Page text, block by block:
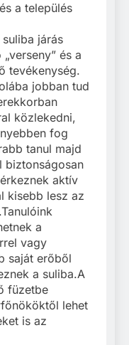
a település
járás
és a
tevékenység.
jobban tud
közlekedni,
fog
tanul majd
biztonságosan
aktív
kisebb lesz az
a
vagy
saját erőből
a suliba.A
füzetbe
lehet
is az